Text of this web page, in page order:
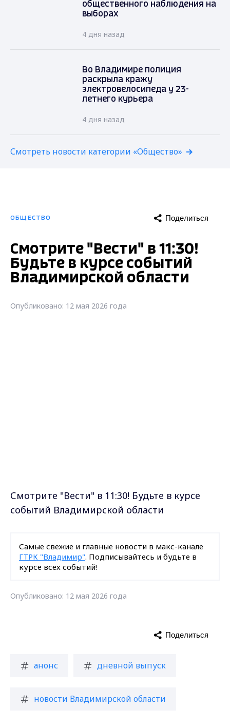
общественного наблюдения на
выборах
4 дня назад
Во Владимире полиция
раскрыла кражу
электровелосипеда у 23-
летнего курьера
4 дня назад
Смотреть новости категории «Общество»
ОБЩЕСТВО Поделиться
Смотрите "Вести" в 11:30!
Будьте в курсе событий
Владимирской области
Опубликовано: 12 мая 2026 года
Смотрите "Вести" в 11:30! Будьте в курсе
событий Владимирской области
Самые свежие и главные новости в макс-канале
ГТРК "Владимир". Подписывайтесь и будьте в
курсе всех событий!
Опубликовано: 12 мая 2026 года
анонс дневной выпуск
новости Владимирской области
Поделиться